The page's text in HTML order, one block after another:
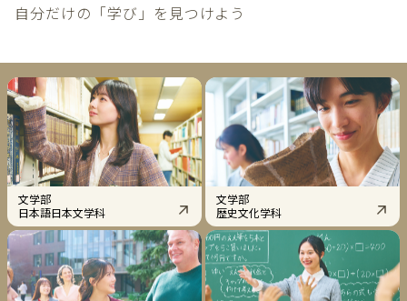
自分だけの「学び」を見つけよう
文学部
日本語日本文学科
文学部
歴史文化学科